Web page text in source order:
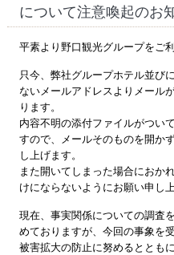
について注意喚起のお
平素より野口観光グループをご
只今、弊社グループホテル並び
ないメールアドレスよりメール
ります。
内容不明の添付ファイルがつい
すので、メールそのものを開か
し上げます。
また開いてしまった場合におか
けにならないようにお願い申し上
現在、事実関係についての調査
めておりますが、今回の事象を受
被害拡大の防止に努めるととも